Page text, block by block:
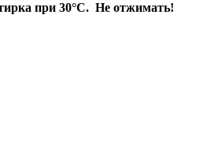
при 30°C. Не отжимать!